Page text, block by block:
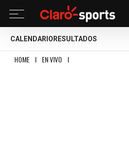
CALENDARIO RESULTADOS
HOME I EN VIVO I